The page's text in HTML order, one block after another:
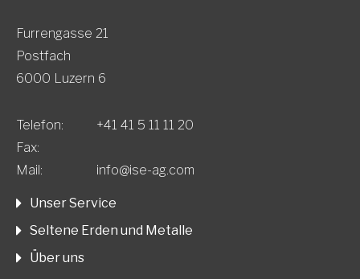
Furrengasse 21
Postfach
6000 Luzern 6
Telefon:
+41 41 5 11 11 20
Fax:
Mail:
info@ise-ag.com
Unser Service
Seltene Erden und Metalle
Über uns